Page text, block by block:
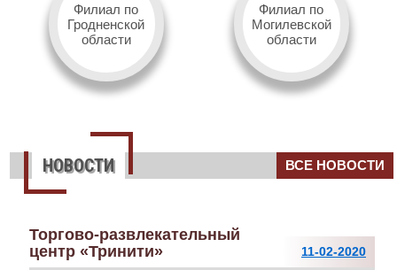
Филиал по
Гродненской
области
Филиал по
Могилевской
области
НОВОСТИ ВСЕ НОВОСТИ
Торгово-развлекательный
центр «Тринити»
11-02-2020